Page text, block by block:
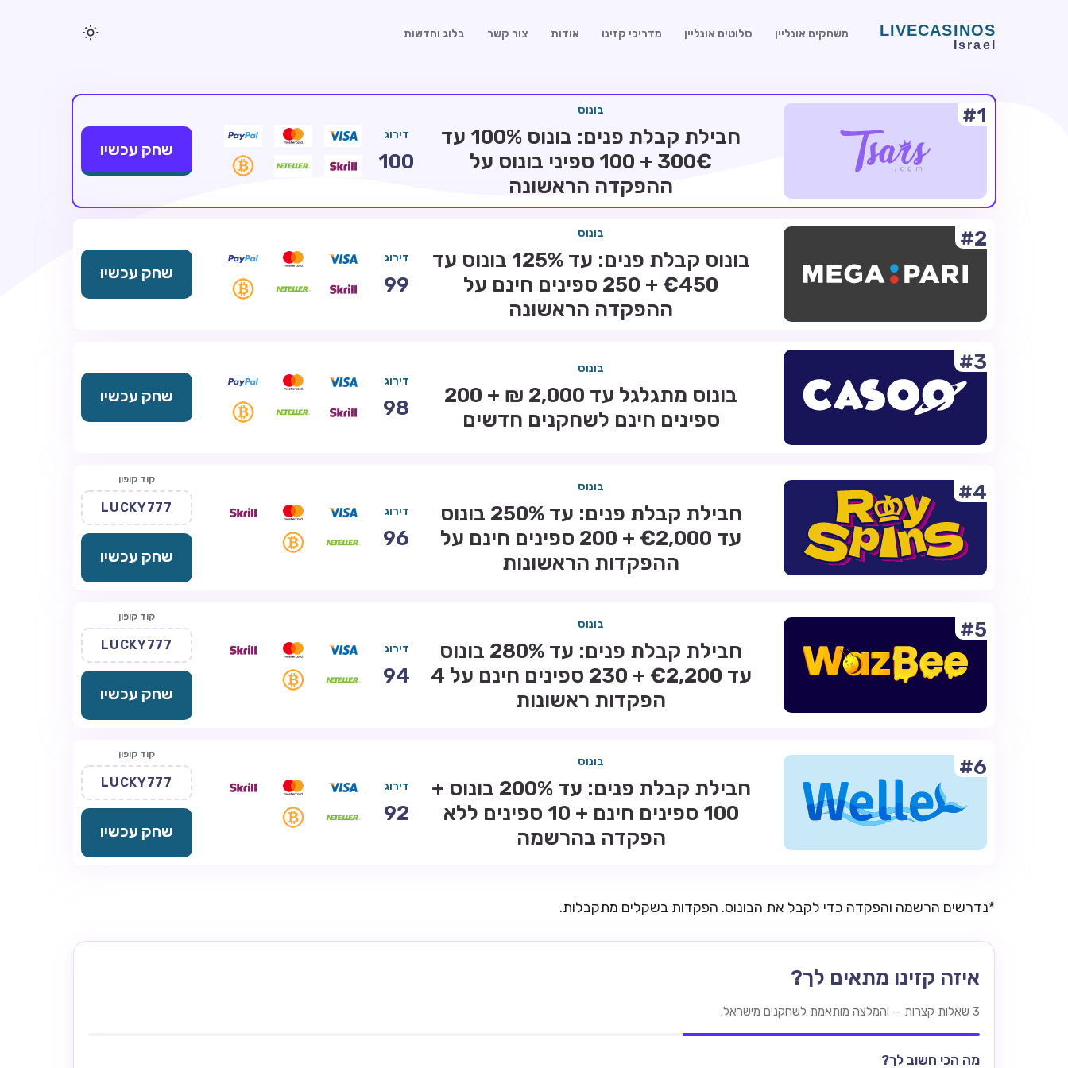
משחקים אונליין סלוטים אונליין מדריכי קזינו אודות צור קשר בלוג וחדשות
#1 בונוס
חבילת קבלת פנים: בונוס 100% עד
300€ + 100 ספיני בונוס על
ההפקדה הראשונה
דירוג
100
שחק עכשיו
#2 בונוס
בונוס קבלת פנים: עד 125% בונוס עד
€450 + 250 ספינים חינם על
ההפקדה הראשונה
דירוג
99
שחק עכשיו
#3 בונוס
בונוס מתגלגל עד 2,000 ₪ + 200
ספינים חינם לשחקנים חדשים
דירוג
98
שחק עכשיו
#4 בונוס
חבילת קבלת פנים: עד 250% בונוס
עד €2,000 + 200 ספינים חינם על
ההפקדות הראשונות
דירוג
96
קוד קופון
LUCKY777
שחק עכשיו
#5 בונוס
חבילת קבלת פנים: עד 280% בונוס
עד €2,200 + 230 ספינים חינם על 4
הפקדות ראשונות
דירוג
94
קוד קופון
LUCKY777
שחק עכשיו
#6 בונוס
חבילת קבלת פנים: עד 200% בונוס +
100 ספינים חינם + 10 ספינים ללא
הפקדה בהרשמה
דירוג
92
קוד קופון
LUCKY777
שחק עכשיו
*נדרשים הרשמה והפקדה כדי לקבל את הבונוס. הפקדות בשקלים מתקבלות.
איזה קזינו מתאים לך?
3 שאלות קצרות — והמלצה מותאמת לשחקנים מישראל.
מה הכי חשוב לך?